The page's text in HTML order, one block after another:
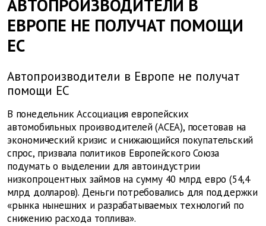
АВТОПРОИЗВОДИТЕЛИ В
ЕВРОПЕ НЕ ПОЛУЧАТ ПОМОЩИ
ЕС
Автопроизводители в Европе не получат
помощи ЕС
В понедельник Ассоциация европейских
автомобильных производителей (ACEA), посетовав на
экономический кризис и снижающийся покупательский
спрос, призвала политиков Европейского Союза
подумать о выделении для автоиндустрии
низкопроцентных займов на сумму 40 млрд евро (54,4
млрд долларов). Деньги потребовались для поддержки
«рынка нынешних и разрабатываемых технологий по
снижению расхода топлива».